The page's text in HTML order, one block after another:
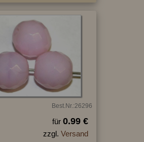
Best.Nr.:26296
für 0.99 €
zzgl. Versand